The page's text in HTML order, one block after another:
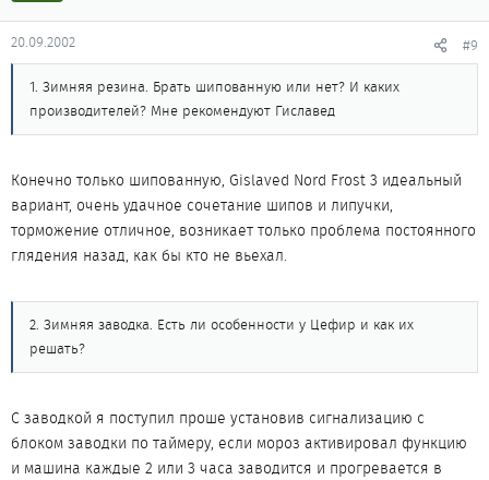
20.09.2002 #9
1. Зимняя резина. Брать шипованную или нет? И каких
производителей? Мне рекомендуют Гиславед
Конечно только шипованную, Gislaved Nord Frost 3 идеальный
вариант, очень удачное сочетание шипов и липучки,
торможение отличное, возникает только проблема постоянного
глядения назад, как бы кто не вьехал.
2. Зимняя заводка. Есть ли особенности у Цефир и как их
решать?
С заводкой я поступил проше установив сигнализацию с
блоком заводки по таймеру, если мороз активировал функцию
и машина каждые 2 или 3 часа заводится и прогревается в